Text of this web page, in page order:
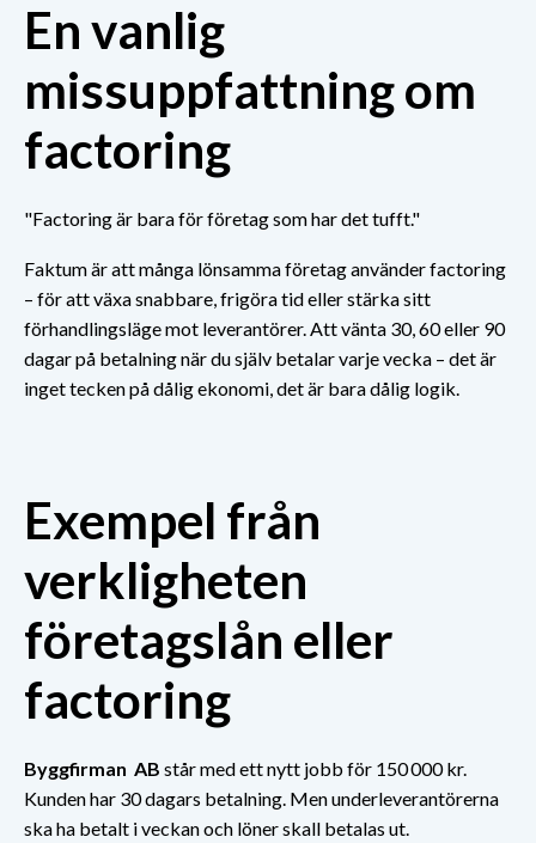
En vanlig
missuppfattning om
factoring
"Factoring är bara för företag som har det tufft."
Faktum är att många lönsamma företag använder factoring
– för att växa snabbare, frigöra tid eller stärka sitt
förhandlingsläge mot leverantörer.Att vänta 30, 60 eller 90
dagar på betalning när du själv betalar varje vecka – det är
inget tecken på dålig ekonomi, det är bara dålig logik.
Exempel från
verkligheten
företagslån eller
factoring
Byggfirman AB står med ett nytt jobb för 150 000 kr.
Kunden har 30 dagars betalning. Men underleverantörerna
ska ha betalt i veckan och löner skall betalas ut.